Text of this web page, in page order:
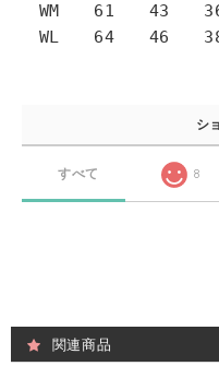
WM 61 43
WL 64 46
シ
すべて 8
関連商品